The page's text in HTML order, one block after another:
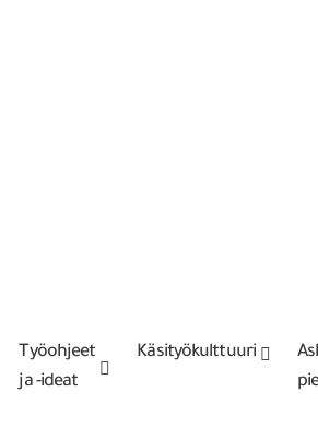
Työohjeet
ja -ideat
Käsityökulttuuri